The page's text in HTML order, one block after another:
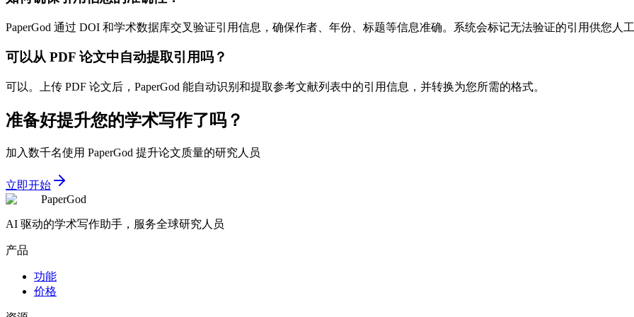
PaperGod 通过 DOI 和学术数据库交叉验证引用信息，确保作者、年份、标题等信息准确。系统会标记无法验证的引用供您人
可以从 PDF 论文中自动提取引用吗？
可以。上传 PDF 论文后，PaperGod 能自动识别和提取参考文献列表中的引用信息，并转换为您所需的格式。
准备好提升您的学术写作了吗？
加入数千名使用 PaperGod 提升论文质量的研究人员
立即开始
PaperGod
AI 驱动的学术写作助手，服务全球研究人员
产品
功能
价格